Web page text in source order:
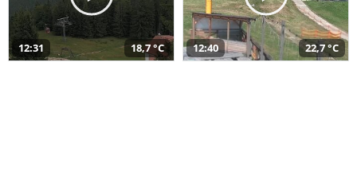
12:31 18,7 °C 12:40 22,7 °C